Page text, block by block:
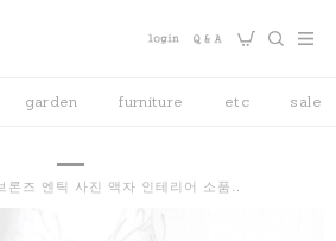
garden furniture etc sale
론즈 엔틱 사진 액자 인테리어 소품..